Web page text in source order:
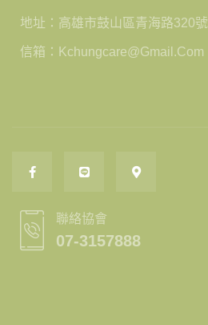
地址：高雄市鼓山區青海路320號
信箱：kchungcare@gmail.com
聯絡協會
07-3157888